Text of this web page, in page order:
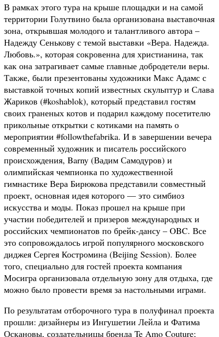
В рамках этого тура на крыше площадки и на самой
территории Голутвино была организована выставочная
зона, открывшая молодого и талантливого автора –
Надежду Сенькову с темой выставки «Вера. Надежда.
Любовь.», которая сокровенна для христианина, так
как она затрагивает самые главные добродетели веры.
Также, были презентованы художники Макс Адамс с
выставкой точных копий известных скульптур и Слава
Жариков (#koshablok), который представил гостям
своих граненых котов и подарил каждому посетителю
прикольные открытки с котиками на память о
мероприятии #followthefabrika. И в завершении вечера
современный художник и писатель российского
происхождения, Barny (Вадим Самодуров) и
олимпийская чемпионка по художественной
гимнастике Вера Бирюкова представили совместный
проект, основная идея которого — это симбиоз
искусства и моды. Показ прошел на крыше при
участии победителей и призеров международных и
российских чемпионатов по брейк-дансу – OBC. Все
это сопровождалось игрой популярного московского
диджея Сергея Костромина (Beijing Session). Более
того, специально для гостей проекта компания
Мосигра организовала отдельную зону для отдыха, где
можно было провести время за настольными играми.
По результатам отборочного тура в полуфинал проекта
прошли: дизайнеры из Ингушетии Лейла и Фатима
Оскановы, создательницы бренда Te Amo Couture;